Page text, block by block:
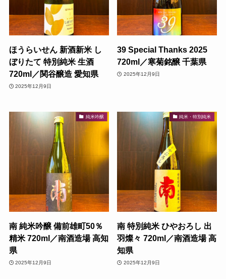
ほうらいせん 新酒新米 し
ぼりたて 特別純米 生酒
720ml／関谷醸造 愛知県
2025年12月9日
39 Special Thanks 2025
720ml／寒菊銘醸 千葉県
2025年12月9日
純米吟醸
南 純米吟醸 備前雄町50％
精米 720ml／南酒造場 高知
県
2025年12月9日
純米・特別純米
南 特別純米 ひやおろし 出
羽燦々 720ml／南酒造場 高
知県
2025年12月9日